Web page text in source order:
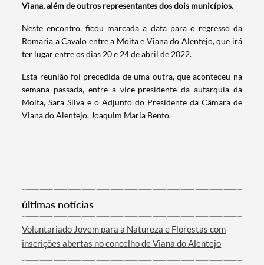
Termo de Pesquisa
Viana, além de outros representantes dos dois municípios.
Neste encontro, ficou marcada a data para o regresso da
Romaria a Cavalo entre a Moita e Viana do Alentejo, que irá
ter lugar entre os dias 20 e 24 de abril de 2022.
Esta reunião foi precedida de uma outra, que aconteceu na
semana passada, entre a vice-presidente da autarquia da
Moita, Sara Silva e o Adjunto do Presidente da Câmara de
Viana do Alentejo, Joaquim Maria Bento.
últimas notícias
Voluntariado Jovem para a Natureza e Florestas com
inscrições abertas no concelho de Viana do Alentejo